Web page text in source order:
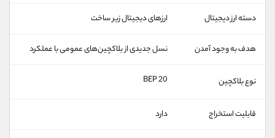
دسته ارز دیجیتال ارزهای دیجیتال زیر ساخت
هدف به وجود آمدن نسل جدیدی از بلاکچین‌های عمومی با عملکرد
نوع بلاکچین BEP 20
قابلیت استخراج دارد